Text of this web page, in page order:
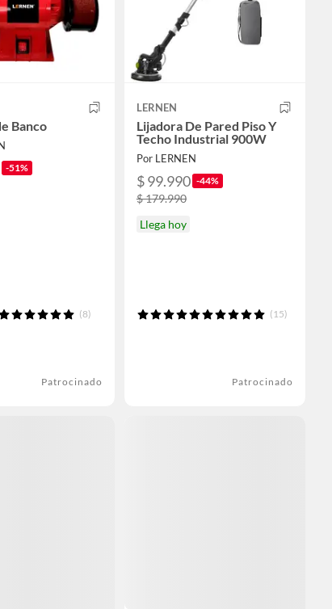
Banco
-51%
(8)
Patrocinado
LERNEN
Lijadora De Pared Piso Y
Techo Industrial 900W
Por LERNEN
$ 99.990 -44%
$ 179.990
Llega hoy
(15)
Patrocinado